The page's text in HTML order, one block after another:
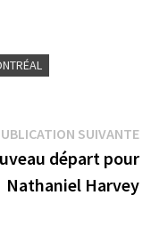
:
SUIVANTE
départ pour
Nathaniel Harvey